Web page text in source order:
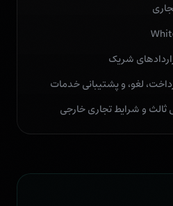
لغو، و پشتیبانی خدمات
و شرایط تجاری خارجی